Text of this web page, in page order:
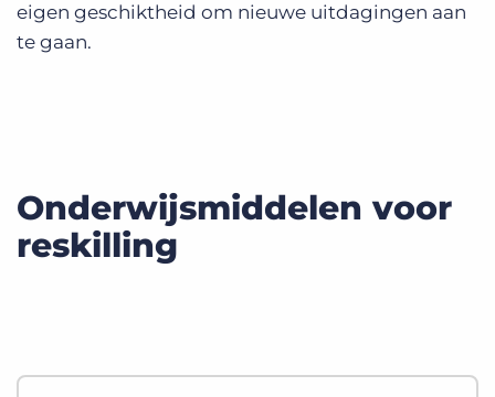
eigen geschiktheid om nieuwe uitdagingen aan
te gaan.
Onderwijsmiddelen voor
reskilling